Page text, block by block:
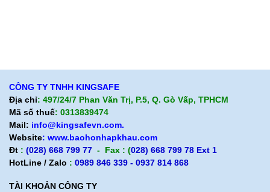
CÔNG TY TNHH KINGSAFE
Địa chỉ: 497/24/7 Phan Văn Trị, P.5, Q. Gò Vấp, TPHCM
Mã số thuế: 0313839474
Mail: info@kingsafevn.com.
Website: www.baohonhapkhau.com
Đt : (028) 668 799 77 - Fax : (028) 668 799 78 Ext 1
HotLine / Zalo : 0989 846 339 - 0937 814 868
TÀI KHOẢN CÔNG TY